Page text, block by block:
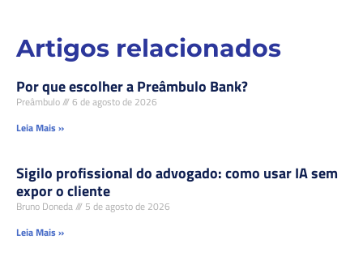
Artigos relacionados
Por que escolher a Preâmbulo Bank?
Preâmbulo
6 de agosto de 2026
Leia Mais »
Sigilo profissional do advogado: como usar IA sem
expor o cliente
Bruno Doneda
5 de agosto de 2026
Leia Mais »